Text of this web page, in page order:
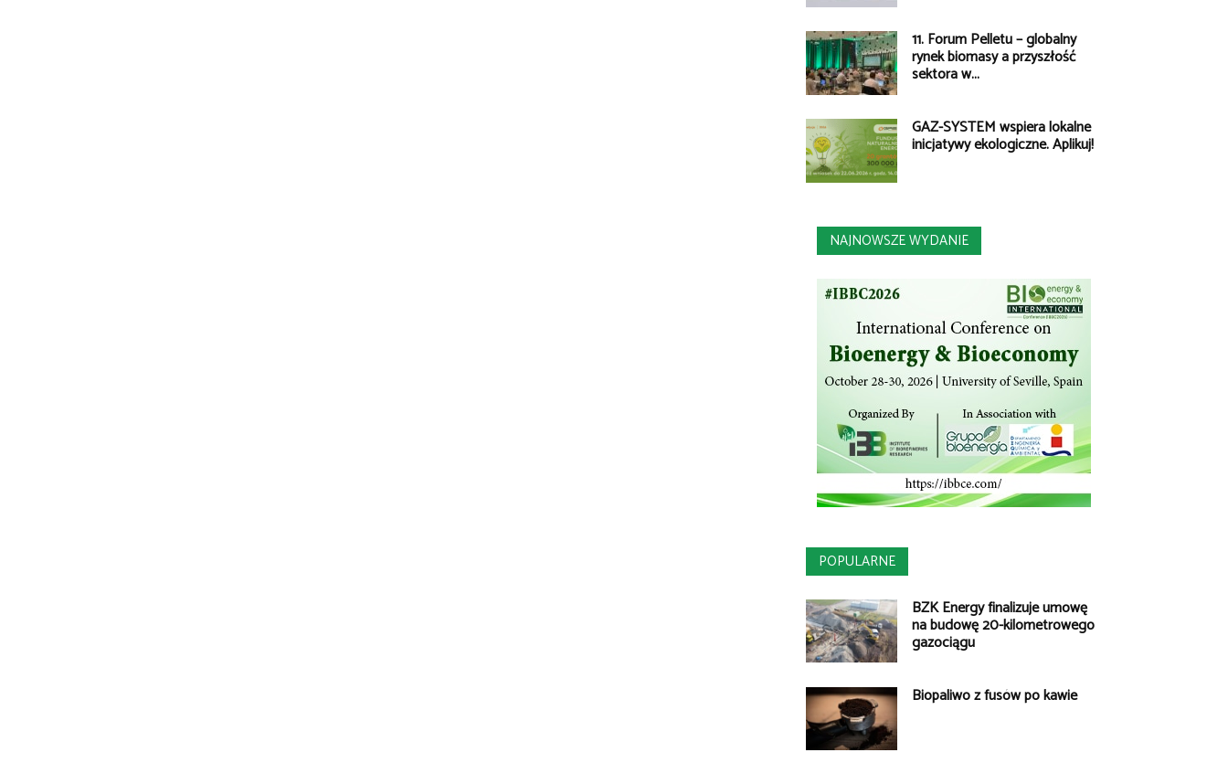
11. Forum Pelletu – globalny
rynek biomasy a przyszłość
sektora w...
GAZ-SYSTEM wspiera lokalne
inicjatywy ekologiczne. Aplikuj!
NAJNOWSZE WYDANIE
POPULARNE
BZK Energy finalizuje umowę
na budowę 20-kilometrowego
gazociągu
Biopaliwo z fusów po kawie